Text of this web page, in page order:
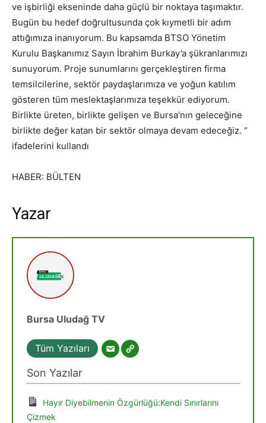
ve işbirliği ekseninde daha güçlü bir noktaya taşımaktır.
Bugün bu hedef doğrultusunda çok kıymetli bir adım
attığımıza inanıyorum. Bu kapsamda BTSO Yönetim
Kurulu Başkanımız Sayın İbrahim Burkay’a şükranlarımızı
sunuyorum. Proje sunumlarını gerçekleştiren firma
temsilcilerine, sektör paydaşlarımıza ve yoğun katılım
gösteren tüm meslektaşlarımıza teşekkür ediyorum.
Birlikte üreten, birlikte gelişen ve Bursa’nın geleceğine
birlikte değer katan bir sektör olmaya devam edeceğiz. “
ifadelerini kullandı
HABER: BÜLTEN
Yazar
Bursa Uludağ TV
Tüm Yazıları
Son Yazılar
Hayır Diyebilmenin Özgürlüğü:Kendi Sınırlarını
Çizmek